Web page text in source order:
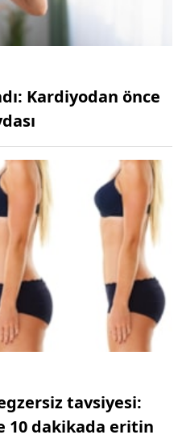
Kardiyodan önce
tavsiyesi:
10 dakikada eritin